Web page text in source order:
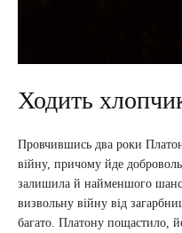
Ходить
Провчившись два роки
війну, причому йде
залишила й найменшого
визвольну війну від
багато. Платону пощастило,